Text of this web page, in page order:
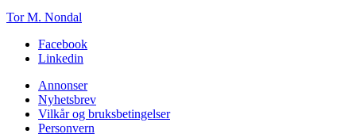
Tor M. Nondal
Facebook
Linkedin
Annonser
Nyhetsbrev
Vilkår og bruksbetingelser
Personvern